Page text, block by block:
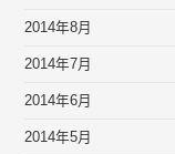
2014年8月
2014年7月
2014年6月
2014年5月